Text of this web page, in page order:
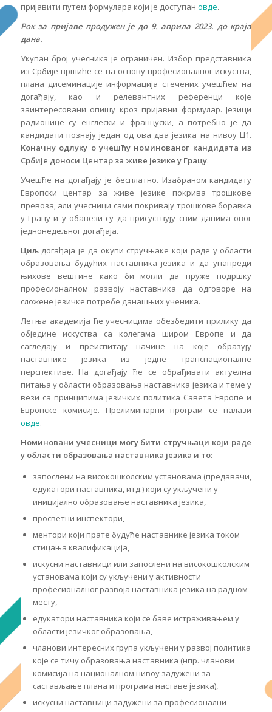
пријавити путем формулара који је доступан овде.
Рок за пријаве продужен је до 9. априла 2023. до краја
дана.
Укупан број учесника је ограничен. Избор представника
из Србије вршиће се на основу професионалног искуства,
плана дисеминације информација стечених учешћем на
догађају, као и релевантних референци које
заинтересовани опишу кроз пријавни формулар. Језици
радионице су енглески и француски, а потребно је да
кандидати познају један од ова два језика на нивоу Ц1.
Коначну одлуку о учешћу номинованог кандидата из
Србије доноси Центар за живе језике у Грацу.
Учешће на догађају је бесплатно. Изабраном кандидату
Европски центар за живе језике покрива трошкове
превоза, али учесници сами покривају трошкове боравка
у Грацу и у обавези су да присуствују свим данима овог
једнонедељног догађаја.
Циљдогађаја је да окупи стручњаке који раде у области
образовања будућих наставника језика и да унапреди
њихове вештине како би могли да пруже подршку
професионалном развоју наставника да одговоре на
сложене језичке потребе данашњих ученика.
Летња академија ће учесницима обезбедити прилику да
обједине искуства са колегама широм Европе и да
сагледају и преиспитају начине на које образују
наставнике језика из једне транснационалне
перспективе. На догађају ће се обрађивати актуелна
питања у области образовања наставника језика и теме у
вези са принципима језичких политика Савета Европе и
Европске комисије. Прелиминарни програм се налази
овде.
Номиновани учесници могу бити стручњаци који раде
у области образовања наставника језика и то:
запослени на високошколским установама (предавачи,
едукатори наставника, итд.) који су укључени у
иницијално образовање наставника језика,
просветни инспектори,
ментори који прате будуће наставнике језика током
стицања квалификација,
искусни наставници или запослени на високошколским
установама који су укључени у активности
професионалног развоја наставника језика на радном
месту,
едукатори наставника који се баве истраживањем у
области језичког образовања,
чланови интересних група укључени у развој политика
које се тичу образовања наставника (нпр. чланови
комисија на националном нивоу задужени за
састављање плана и програма наставе језика),
искусни наставници задужени за професионални